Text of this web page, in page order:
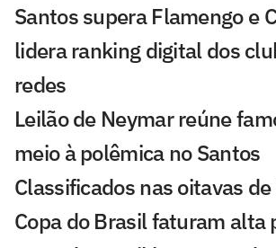
Santos supera Flamengo e
lidera ranking digital dos
redes
Leilão de Neymar reúne
meio à polêmica no Santos
Classificados nas oitavas
Copa do Brasil faturam alta